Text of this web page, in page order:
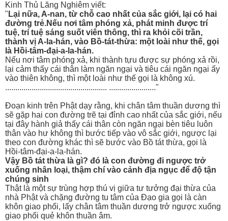
Kinh Thủ Lăng Nghiêm viết:
" Lại nữa, A-nan, từ chỗ cao nhất của sắc giới, lại có hai
đường trẻ.Nếu nơi tâm phóng xả, phát minh được trí
tuệ, trí tuệ sáng suốt viên thông, thì ra khỏi cõi trần,
thành vị A-la-hán, vào Bồ-tát-thừa: một loài như thế, gọi
là Hồi-tâm-đại-a-la-hán.
Nếu nơi tâm phóng xả, khi thành tựu được sự phóng xả rồi,
lại cảm thấy cái thân làm ngăn ngại và tiêu cái ngăn ngại ấy
vào thiên không, thì một loài như thế gọi là không xú.
.................................................. ......................."
Đoạn kinh trên Phật dạy rằng, khi chân tâm thuần dương thì
sẽ gặp hai con đường trẽ tại đỉnh cao nhất của sắc giới, nếu
tại đây hành giả thấy cái thân còn ngăn ngại bèn tiêu luôn
thân vào hư không thì bước tiếp vào vô sắc giới, ngược lại
theo con đường khác thì sẽ bước vào Bồ tát thừa, gọi là
Hồi-tâm-đại-a-la-hán.
Vậy Bồ tát thừa là gì? đó là con đường đi ngược trở
xuống nhân loại, thậm chí vào cảnh địa ngục để độ tận
chúng sinh
Thật là một sự trùng hợp thú vị giữa tư tưởng đại thừa của
nhà Phật và chặng đường tu tâm của Đạo gia gọi là càn
khôn giao phối, lấy chân tâm thuần dương trở ngược xuống
giao phối quẻ khôn thuần âm.